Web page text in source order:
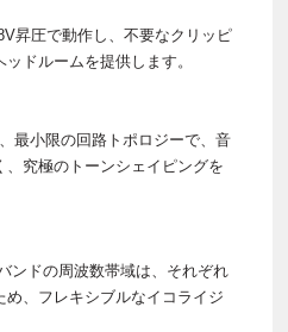
昇圧で動作し、不要なクリッピ
ドルームを提供します。
最小限の回路トポロジーで、音
究極のトーンシェイピングを
ンドの周波数帯域は、それぞれ
、フレキシブルなイコライジ